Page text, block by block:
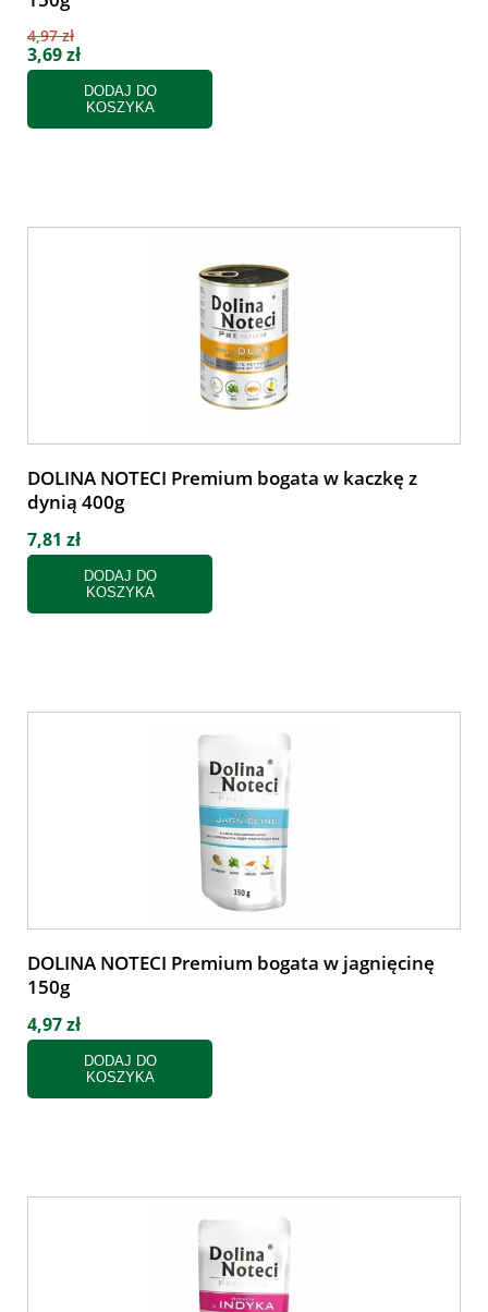
4,97 zł
3,69 zł
DODAJ DO
KOSZYKA
DOLINA NOTECI Premium bogata w kaczkę z
dynią 400g
7,81 zł
DODAJ DO
KOSZYKA
DOLINA NOTECI Premium bogata w jagnięcinę
150g
4,97 zł
DODAJ DO
KOSZYKA